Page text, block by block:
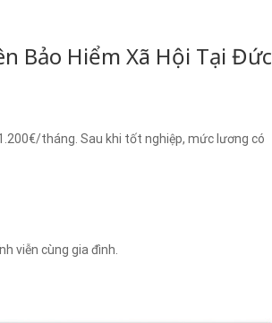
Bảo Hiểm Xã Hội Tại Đức
tháng. Sau khi tốt nghiệp, mức lương có
viễn cùng gia đình.